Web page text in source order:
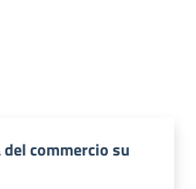
commercio su